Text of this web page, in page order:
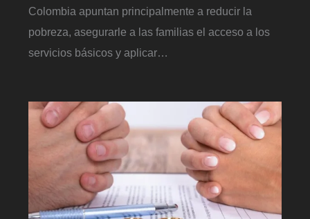
Colombia apuntan principalmente a reducir la
pobreza, asegurarle a las familias el acceso a los
servicios básicos y aplicar…